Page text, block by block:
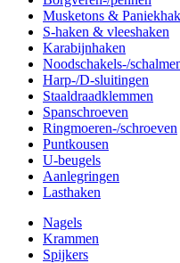
Musketons &
S-haken & vleeshaken
Karabijnhaken
Noodschakels-/
Harp-/D-sluitingen
Staaldraadklemmen
Spanschroeven
Ringmoeren-/schroeven
Puntkousen
U-beugels
Aanlegringen
Lasthaken
Nagels
Krammen
Spijkers